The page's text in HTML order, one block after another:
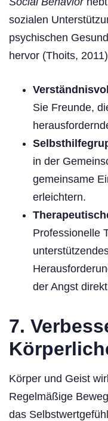
sozialen
psychischen
hervor (Thoits,
Sie Freunde,
in der
gemeinsame
erleichtern.
Professionelle
der Angst
7.
Körper und Geist
Regelmäßige
das